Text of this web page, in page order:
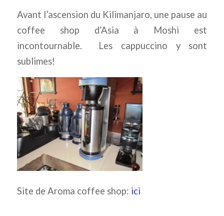
Avant l’ascension du Kilimanjaro, une pause au
coffee shop d’Asia à Moshi est
incontournable. Les cappuccino y sont
sublimes!
Site de Aroma coffee shop: ici